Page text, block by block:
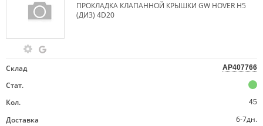
ПРОКЛАДКА КЛАПАННОЙ КРЫШКИ GW HOVER H5
(ДИЗ) 4D20
Склад AP407766
Стат.
Кол.
45
Доставка
6-7дн.